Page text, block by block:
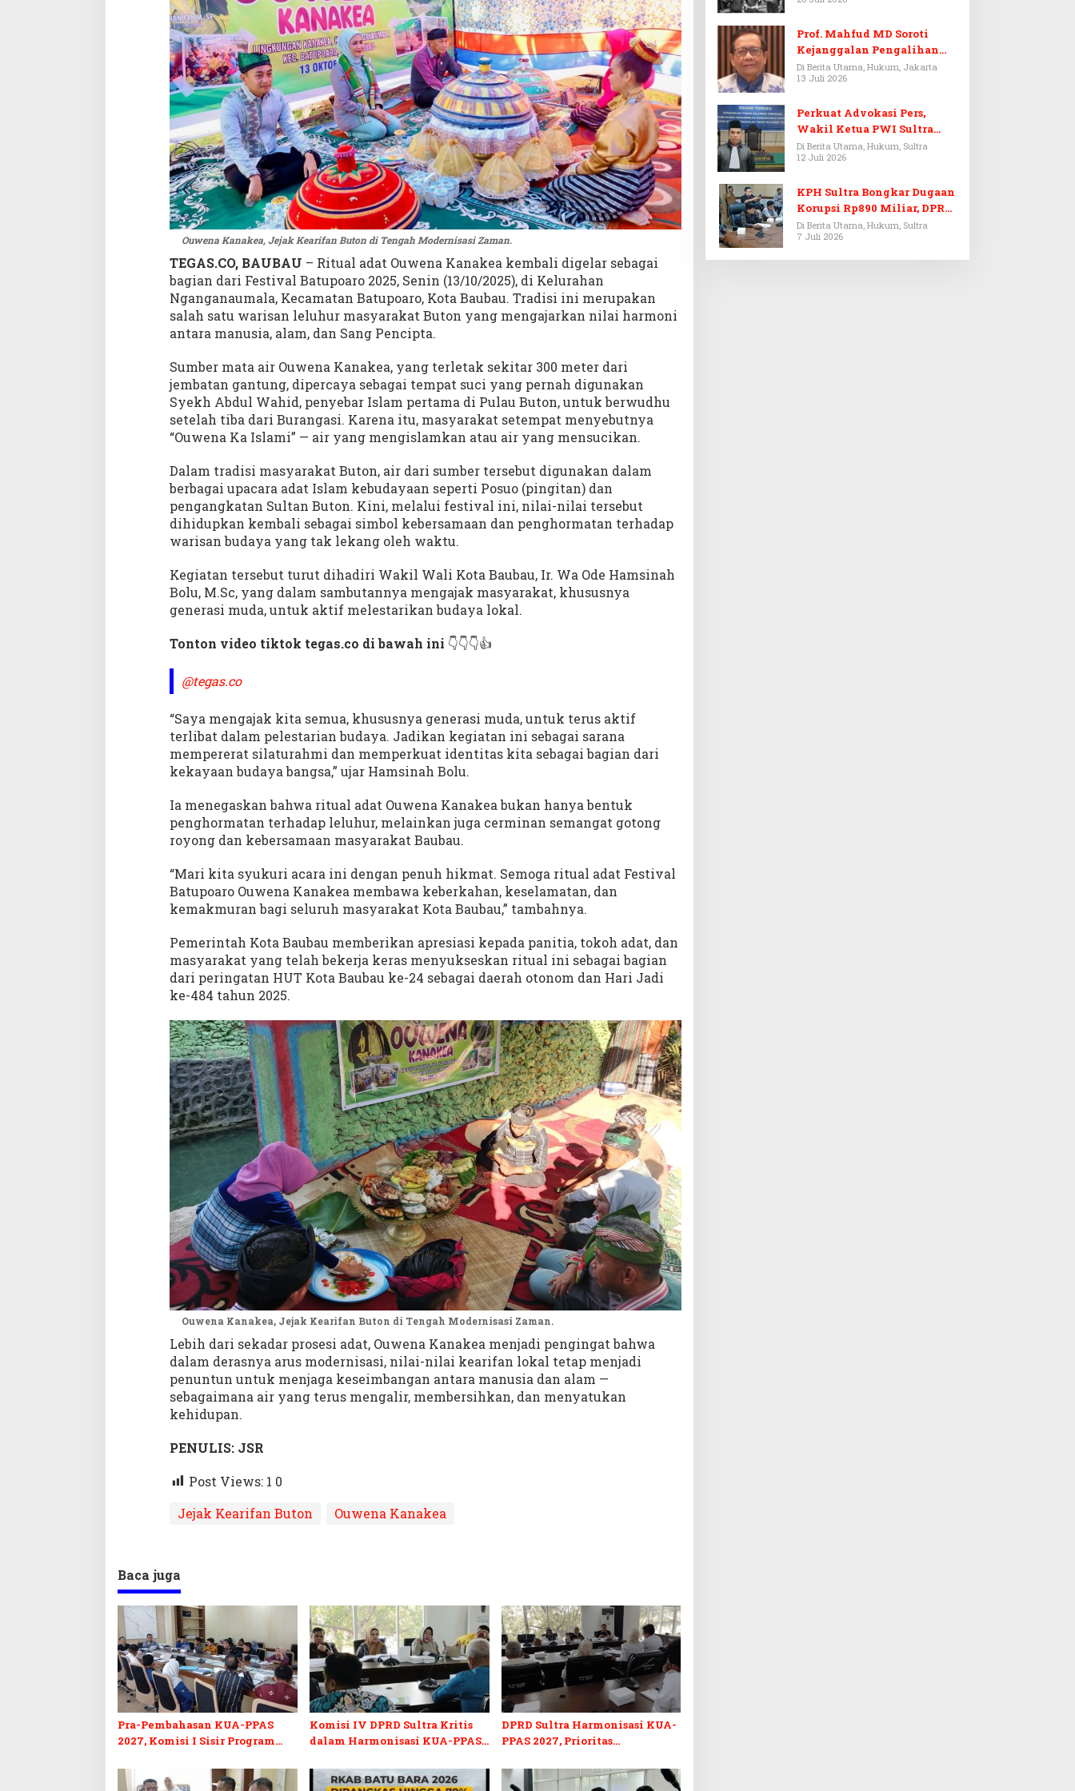
o
n
d
i
T
e
n
g
a
h
M
o
d
e
r
s
a
s
i
a
a
n
.
Ouwena Kanakea, Jejak Kearifan Buton di Tengah Modernisasi Zaman.
TEGAS.CO, BAUBAU – Ritual adat Ouwena Kanakea kembali digelar sebagai
bagian dari Festival Batupoaro 2025, Senin (13/10/2025), di Kelurahan
Nganganaumala, Kecamatan Batupoaro, Kota Baubau. Tradisi ini merupakan
salah satu warisan leluhur masyarakat Buton yang mengajarkan nilai harmoni
antara manusia, alam, dan Sang Pencipta.
Sumber mata air Ouwena Kanakea, yang terletak sekitar 300 meter dari
jembatan gantung, dipercaya sebagai tempat suci yang pernah digunakan
Syekh Abdul Wahid, penyebar Islam pertama di Pulau Buton, untuk berwudhu
setelah tiba dari Burangasi. Karena itu, masyarakat setempat menyebutnya
“Ouwena Ka Islami” — air yang mengislamkan atau air yang mensucikan.
Dalam tradisi masyarakat Buton, air dari sumber tersebut digunakan dalam
berbagai upacara adat Islam kebudayaan seperti Posuo (pingitan) dan
pengangkatan Sultan Buton. Kini, melalui festival ini, nilai-nilai tersebut
dihidupkan kembali sebagai simbol kebersamaan dan penghormatan terhadap
warisan budaya yang tak lekang oleh waktu.
Kegiatan tersebut turut dihadiri Wakil Wali Kota Baubau, Ir. Wa Ode Hamsinah
Bolu, M.Sc, yang dalam sambutannya mengajak masyarakat, khususnya
generasi muda, untuk aktif melestarikan budaya lokal.
Tonton video tiktok tegas.co di bawah ini 👇👇👇👍
@tegas.co
“Saya mengajak kita semua, khususnya generasi muda, untuk terus aktif
terlibat dalam pelestarian budaya. Jadikan kegiatan ini sebagai sarana
mempererat silaturahmi dan memperkuat identitas kita sebagai bagian dari
kekayaan budaya bangsa,” ujar Hamsinah Bolu.
Ia menegaskan bahwa ritual adat Ouwena Kanakea bukan hanya bentuk
penghormatan terhadap leluhur, melainkan juga cerminan semangat gotong
royong dan kebersamaan masyarakat Baubau.
“Mari kita syukuri acara ini dengan penuh hikmat. Semoga ritual adat Festival
Batupoaro Ouwena Kanakea membawa keberkahan, keselamatan, dan
kemakmuran bagi seluruh masyarakat Kota Baubau,” tambahnya.
Pemerintah Kota Baubau memberikan apresiasi kepada panitia, tokoh adat, dan
masyarakat yang telah bekerja keras menyukseskan ritual ini sebagai bagian
dari peringatan HUT Kota Baubau ke-24 sebagai daerah otonom dan Hari Jadi
ke-484 tahun 2025.
Ouwena Kanakea, Jejak Kearifan Buton di Tengah Modernisasi Zaman.
Lebih dari sekadar prosesi adat, Ouwena Kanakea menjadi pengingat bahwa
dalam derasnya arus modernisasi, nilai-nilai kearifan lokal tetap menjadi
penuntun untuk menjaga keseimbangan antara manusia dan alam —
sebagaimana air yang terus mengalir, membersihkan, dan menyatukan
kehidupan.
PENULIS: JSR
Post Views: 1 0
Jejak Kearifan Buton
Ouwena Kanakea
Baca juga
Pra-Pembahasan KUA-PPAS
2027, Komisi I Sisir Program
Komisi IV DPRD Sultra Kritis
dalam Harmonisasi KUA-PPAS
DPRD Sultra Harmonisasi KUA-
PPAS 2027, Prioritas
Pelunasan Utang Infrastruktur
Prof. Mahfud MD Soroti
Kejanggalan Pengalihan
Penyelidikan Tersangka
Febrie Adriansyah
Di Berita Utama, Hukum, Jakarta
13 Juli 2026
Perkuat Advokasi Pers,
Wakil Ketua PWI Sultra
Resmi Dilantik Menjadi
Advokat PERADI
Di Berita Utama, Hukum, Sultra
12 Juli 2026
KPH Sultra Bongkar Dugaan
Korupsi Rp890 Miliar, DPRD
Sultra Gelar RDP
Di Berita Utama, Hukum, Sultra
7 Juli 2026